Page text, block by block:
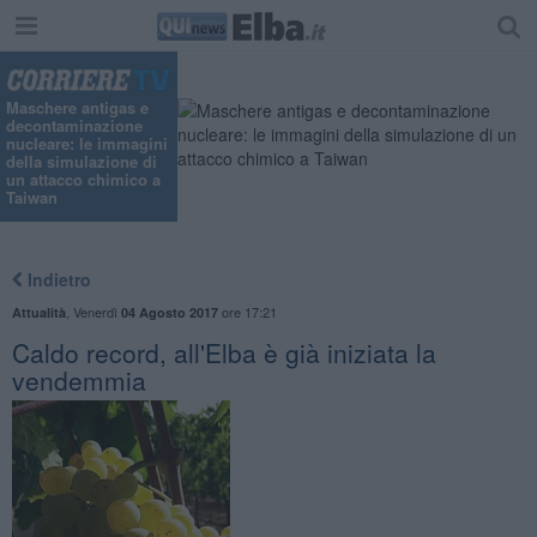
Maschere antigas e
decontaminazione
nucleare: le immagini
della simulazione di
un attacco chimico a
Taiwan
Indietro
Attualità Venerdì 04 Agosto 2017ore 17:21
Caldo record, all'Elba è già iniziata la
vendemmia